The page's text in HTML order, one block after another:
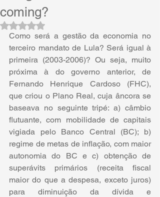
coming?
Avaliado com NaN de 5 estrelas.
Como será a gestão da economia no
terceiro mandato de Lula? Será igual à
primeira (2003-2006)? Ou seja, muito
próxima à do governo anterior, de
Fernando Henrique Cardoso (FHC),
que criou o Plano Real, cuja âncora se
baseava no seguinte tripé: a) câmbio
flutuante, com mobilidade de capitais
vigiada pelo Banco Central (BC); b)
regime de metas de inflação, com maior
autonomia do BC e c) obtenção de
superávits primários (receita fiscal
maior do que a despesa, exceto juros)
para diminuição da dívida e